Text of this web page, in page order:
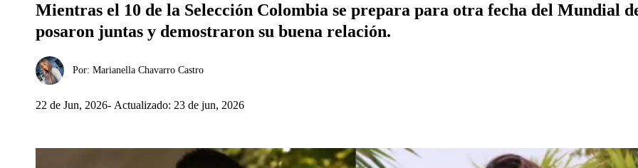
Mientras el 10 de la Selección Colombia se prepara para otra fecha del Mundial
posaron juntas y demostraron su buena relación.
Por: Marianella Chavarro Castro
22 de Jun, 2026 Actualizado: 23 de jun, 2026